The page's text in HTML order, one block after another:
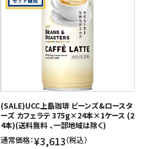
(SALE)UCC上島珈琲 ビーンズ&ロースタ
ーズ カフェラテ 375g×24本×1ケース (2
4本)(送料無料 、一部地域は除く)
通常価格：¥3,613（税込）